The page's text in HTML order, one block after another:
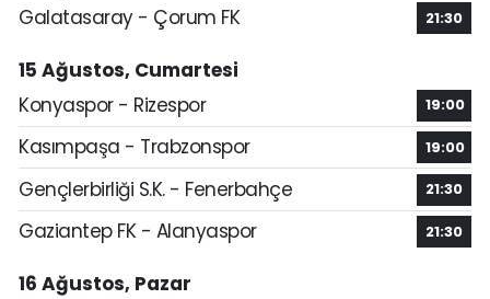
Galatasaray - Çorum FK
21:30
15 Ağustos, Cumartesi
Konyaspor - Rizespor
19:00
Kasımpaşa - Trabzonspor 19:00
Gençlerbirliği S.K. - Fenerbahçe 21:30
Gaziantep FK - Alanyaspor 21:30
16 Ağustos, Pazar